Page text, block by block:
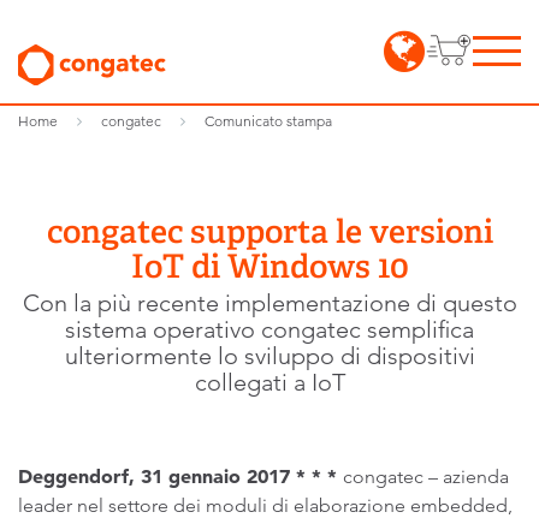
Home congatec Comunicato stampa
congatec supporta le versioni
IoT di Windows 10
Con la più recente implementazione di questo
sistema operativo congatec semplifica
ulteriormente lo sviluppo di dispositivi
collegati a IoT
Deggendorf, 31 gennaio 2017 * * * congatec – azienda
leader nel settore dei moduli di elaborazione embedded,